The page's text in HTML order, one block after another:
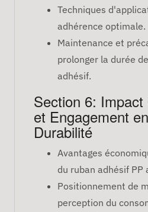
Techniques
adhérence optimale.
Maintenance et
prolonger la durée
adhésif.
Section 6:
et Engagement
Durabilité
Avantages
du ruban adhésif PP
Positionnement de
perception du